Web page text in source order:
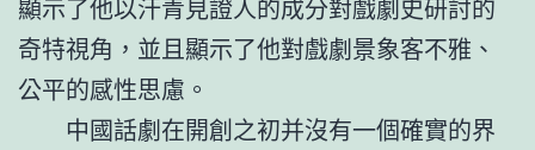
顯示了他以汗青見證人的成分對戲劇史研討的
奇特視角，並且顯示了他對戲劇景象客不雅、
公平的感性思慮。
中國話劇在開創之初并沒有一個確實的界